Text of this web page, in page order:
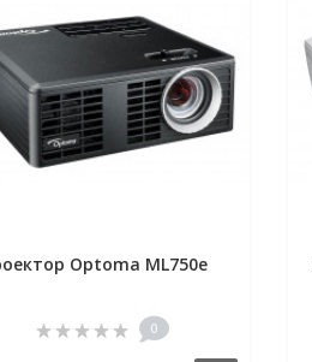
Optoma ML750e
0